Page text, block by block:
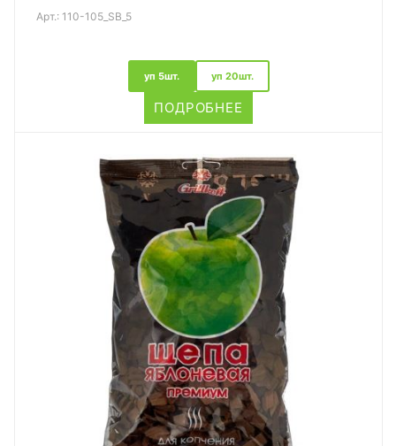
Арт.: 110-105_SB_5
уп 5шт. уп 20шт.
ПОДРОБНЕЕ